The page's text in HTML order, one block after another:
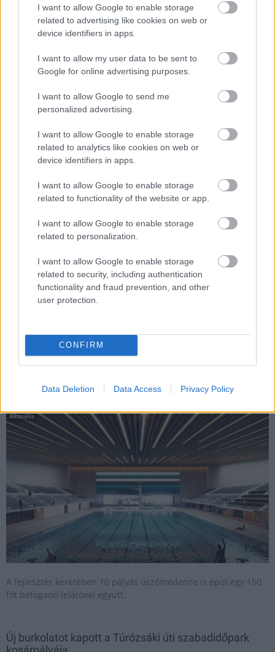
I want to allow Google to enable storage
related to advertising like cookies on web or
device identifiers in apps.
I want to allow my user data to be sent to
Google for online advertising purposes.
I want to allow Google to send me
personalized advertising.
I want to allow Google to enable storage
related to analytics like cookies on web or
device identifiers in apps.
I want to allow Google to enable storage
related to functionality of the website or app.
I want to allow Google to enable storage
related to personalization.
I want to allow Google to enable storage
related to security, including authentication
functionality and fraud prevention, and other
user protection.
CONFIRM
Data Deletion Data Access Privacy Policy
A 60 méter hosszú és 5 méter magas acél rácsos
tetőszerkezetet 6 nap alatt emelték be a helyére a Market Építő
Zrt. szakemberei.
Letették az új kajakközpont alapkövét a Velencei-
2021.11.25
A WEST HUNGÁRIA BAU Kft. munkájával hozzájárul, hogy az
akadémia megépítésével Sukoró válhat a hazai kajak-kenu
2000 négyzetméterrel bővítik a székesfehérvári
Aktuális
A fejlesztés keretében 10 pályás úszómedence is épül egy 150
főt befogadó lelátóval együtt.
Új burkolatot kapott a Túrózsáki úti szabadidőpark